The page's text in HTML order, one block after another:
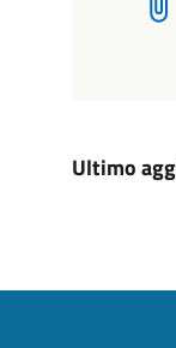
Ultimo